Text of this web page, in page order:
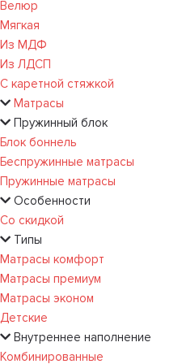
Велюр
Мягкая
Из МДФ
Из ЛДСП
С каретной стяжкой
Матрасы
Пружинный блок
Блок боннель
Беспружинные матрасы
Пружинные матрасы
Особенности
Со скидкой
Типы
Матрасы комфорт
Матрасы премиум
Матрасы эконом
Детские
Внутреннее наполнение
Комбинированные